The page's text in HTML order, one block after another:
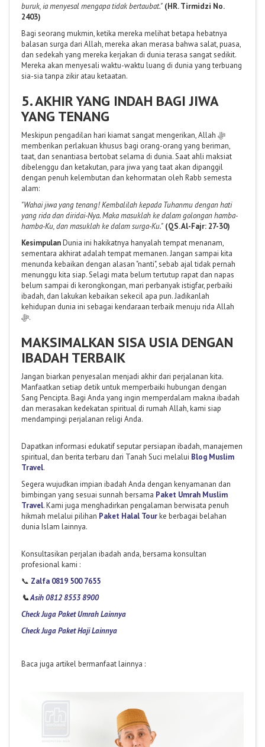
buruk, ia menyesal mengapa tidak bertaubat." (HR. Tirmidzi No.
2403)
Bagi seorang mukmin, ketika mereka melihat betapa hebatnya
balasan surga dari Allah, mereka akan merasa bahwa salat, puasa,
dan sedekah yang mereka kerjakan di dunia terasa sangat sedikit.
Mereka akan menyesali waktu-waktu luang di dunia yang terbuang
sia-sia tanpa zikir atau ketaatan.
5. AKHIR YANG INDAH BAGI JIWA
YANG TENANG
Meskipun pengadilan hari kiamat sangat mengerikan, Allah ﷻ
memberikan perlakuan khusus bagi orang-orang yang beriman,
taat, dan senantiasa bertobat selama di dunia. Saat ahli maksiat
dibelenggu dan ketakutan, para jiwa yang taat akan dipanggil
dengan penuh kelembutan dan kehormatan oleh Rabb semesta
alam:
"Wahai jiwa yang tenang! Kembalilah kepada Tuhanmu dengan hati
yang rida dan diridai-Nya. Maka masuklah ke dalam golongan hamba-
hamba-Ku, dan masuklah ke dalam surga-Ku." (QS. Al-Fajr: 27-30)
KesimpulanDunia ini hakikatnya hanyalah tempat menanam,
sementara akhirat adalah tempat memanen. Jangan sampai kita
menunda kebaikan dengan alasan "nanti", sebab ajal tidak pernah
menunggu kita siap. Selagi mata belum tertutup rapat dan napas
belum sampai di kerongkongan, mari perbanyak istigfar, perbaiki
ibadah, dan lakukan kebaikan sekecil apa pun. Jadikanlah
kehidupan dunia ini sebagai kendaraan terbaik menuju rida Allah
ﷻ.
MAKSIMALKAN SISA USIA DENGAN
IBADAH TERBAIK
Jangan biarkan penyesalan menjadi akhir dari perjalanan kita.
Manfaatkan setiap detik untuk memperbaiki hubungan dengan
Sang Pencipta. Bagi Anda yang ingin memperdalam makna ibadah
dan merasakan kedekatan spiritual di rumah Allah, kami siap
mendampingi perjalanan religi Anda.
Dapatkan informasi edukatif seputar persiapan ibadah, manajemen
spiritual, dan berita terbaru dari Tanah Suci melalui Blog Muslim
Travel.
Segera wujudkan impian ibadah Anda dengan kenyamanan dan
bimbingan yang sesuai sunnah bersama Paket Umrah Muslim
Travel. Kami juga menghadirkan pengalaman berwisata penuh
hikmah melalui pilihan Paket Halal Tourke berbagai belahan
dunia Islam lainnya.
Konsultasikan perjalan ibadah anda, bersama konsultan
profesional kami :
📞 Zalfa 0819 500 7655
📞Asih 0812 8553 8900
Check Juga Paket Umrah Lainnya
Check Juga Paket Haji Lainnya
Baca juga artikel bermanfaat lainnya :